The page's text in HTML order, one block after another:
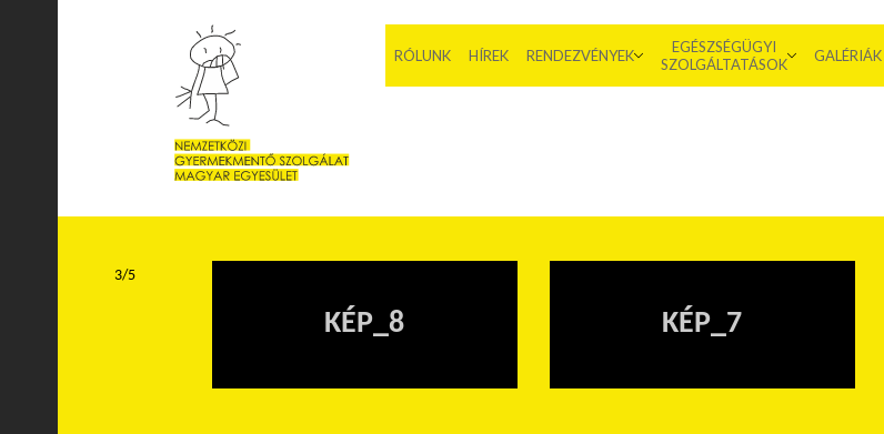
RÓLUNK HÍREK RENDEZVÉNYEK
EGÉSZSÉGÜGYI
SZOLGÁLTATÁSOK
GALÉRIÁK
KÉP_8 KÉP_7
3/5